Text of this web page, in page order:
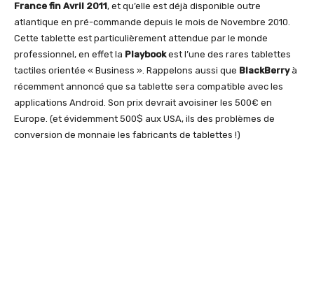
France fin Avril 2011, et qu’elle est déjà disponible outre
atlantique en pré-commande depuis le mois de Novembre 2010.
Cette tablette est particulièrement attendue par le monde
professionnel, en effet la Playbookest l’une des rares tablettes
tactiles orientée « Business ». Rappelons aussi que BlackBerryà
récemment annoncé que sa tablette sera compatible avec les
applications Android. Son prix devrait avoisiner les 500€ en
Europe. (et évidemment 500$ aux USA, ils des problèmes de
conversion de monnaie les fabricants de tablettes !)